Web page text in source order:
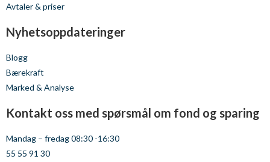
Avtaler & priser
Nyhetsoppdateringer
Blogg
Bærekraft
Marked & Analyse
Kontakt oss med spørsmål om fond og sparing
Mandag – fredag 08:30 -16:30
55 55 91 30